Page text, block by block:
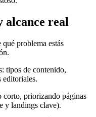
alcance real
problema estás
tipos de contenido,
editoriales.
corto, priorizando páginas
y landings clave).